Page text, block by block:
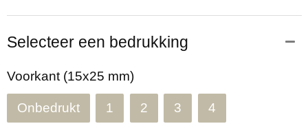
Selecteer een bedrukking
Voorkant (15x25 mm)
Onbedrukt 1 2 3 4